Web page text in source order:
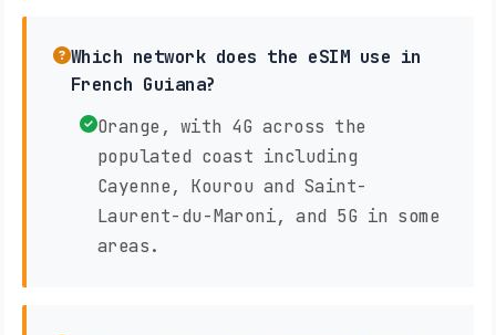
Which network does the eSIM use in
French Guiana?
Orange, with 4G across the
populated coast including
Cayenne, Kourou and Saint-
Laurent-du-Maroni, and 5G in some
areas.